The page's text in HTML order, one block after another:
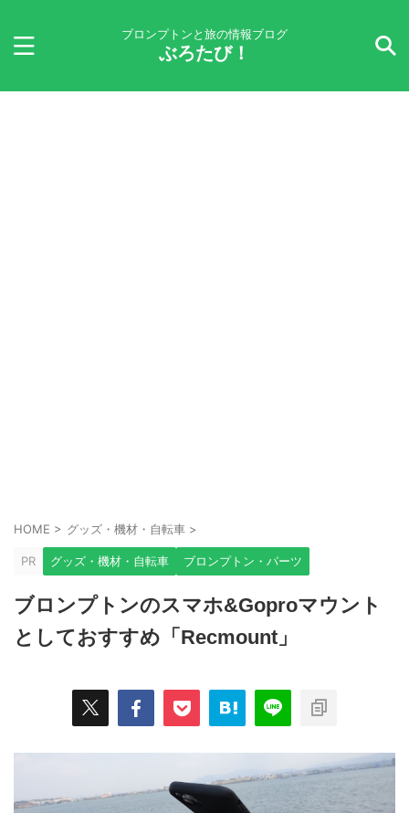
ブロンプトンと旅の情報ブログ
ぶろたび！
HOME > グッズ・機材・自転車 >
PR グッズ・機材・自転車 ブロンプトン・パーツ
ブロンプトンのスマホ&Goproマウント
としておすすめ「Recmount」